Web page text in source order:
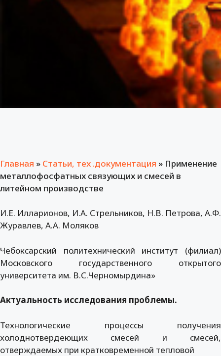
Главная » Статьи, тех .документация » Применение
металлофосфатных связующих и смесей в
литейном производстве
И.Е. Илларионов, И.А. Стрельников, Н.В. Петрова, А.Ф.
Журавлев, А.А. Моляков
Чебоксарский политехнический институт (филиал)
Московского государственного открытого
университета им. В.С.Черномырдина»
Актуальность исследования проблемы.
Технологические процессы получения
холоднотвердеющих смесей и смесей,
отверждаемых при кратковременной тепловой